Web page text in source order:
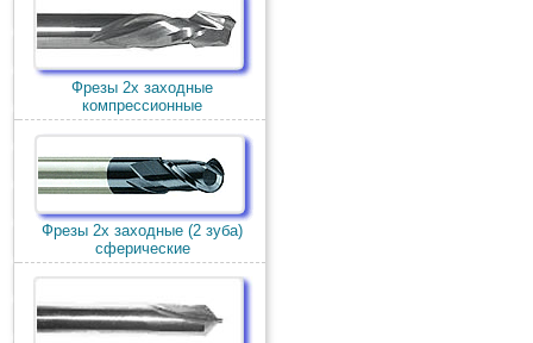
Фрезы 2х заходные
компрессионные
Фрезы 2х заходные (2 зуба)
сферические